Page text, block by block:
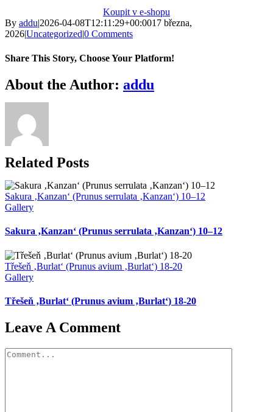
Koupit v e-shopu
By addu|2026-04-08T12:11:29+00:0017 března,
2026|Uncategorized|0 Comments
Share This Story, Choose Your Platform!
Facebook
X
Bluesky
Reddit
LinkedIn
WhatsApp
Telegram
Tumblr
Xing
Email
Copy
Link
About the Author: addu
Related Posts
Sakura ‚Kanzan‘ (Prunus serrulata ‚Kanzan‘) 10–12
Gallery
Sakura ‚Kanzan‘ (Prunus serrulata ‚Kanzan‘) 10–12
Třešeň ‚Burlat‘ (Prunus avium ‚Burlat‘) 18-20
Gallery
Třešeň ‚Burlat‘ (Prunus avium ‚Burlat‘) 18-20
Leave A Comment
Comment